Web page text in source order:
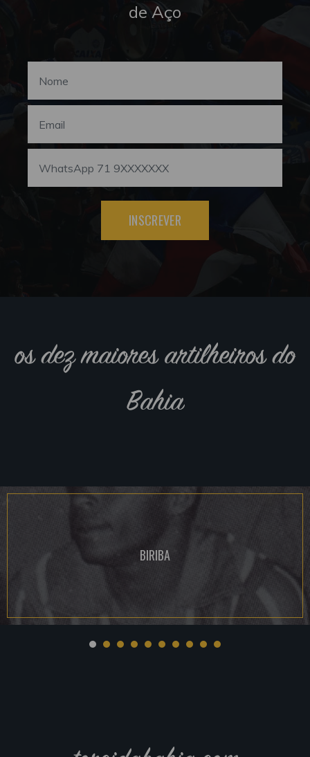
de Aço
INSCREVER
os dez maiores artilheiros do
Bahia
BIRIBA